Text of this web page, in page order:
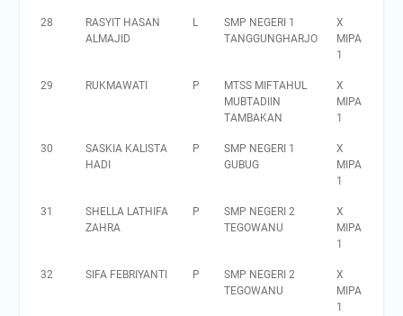
28
RASYIT HASAN
ALMAJID
L
SMP NEGERI 1
TANGGUNGHARJO
X
MIPA
1
29 RUKMAWATI P
MTSS MIFTAHUL
MUBTADIIN
TAMBAKAN
X
MIPA
1
30
SASKIA KALISTA
HADI
P
SMP NEGERI 1
GUBUG
X
MIPA
1
31
SHELLA LATHIFA
ZAHRA
P
SMP NEGERI 2
TEGOWANU
X
MIPA
1
32 SIFA FEBRIYANTI P
SMP NEGERI 2
TEGOWANU
X
MIPA
1